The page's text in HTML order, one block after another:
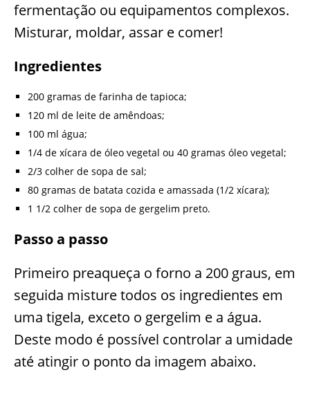
fermentação ou equipamentos complexos.
Misturar, moldar, assar e comer!
Ingredientes
200 gramas de farinha de tapioca;
120 ml de leite de amêndoas;
100 ml água;
1/4 de xícara de óleo vegetal ou 40 gramas óleo vegetal;
2/3 colher de sopa de sal;
80 gramas de batata cozida e amassada (1/2 xícara);
1 1/2 colher de sopa de gergelim preto.
Passo a passo
Primeiro preaqueça o forno a 200 graus, em
seguida misture todos os ingredientes em
uma tigela, exceto o gergelim e a água.
Deste modo é possível controlar a umidade
até atingir o ponto da imagem abaixo.